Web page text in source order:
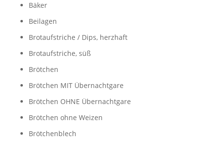
Bäker
Beilagen
Brotaufstriche / Dips, herzhaft
Brotaufstriche, süß
Brötchen
Brötchen MIT Übernachtgare
Brötchen OHNE Übernachtgare
Brötchen ohne Weizen
Brötchenblech